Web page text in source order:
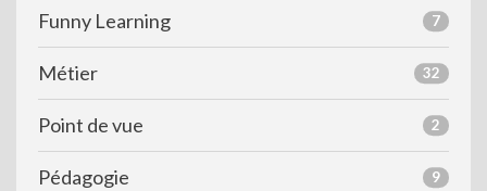
Funny Learning 7
Métier 32
Point de vue 2
Pédagogie 9